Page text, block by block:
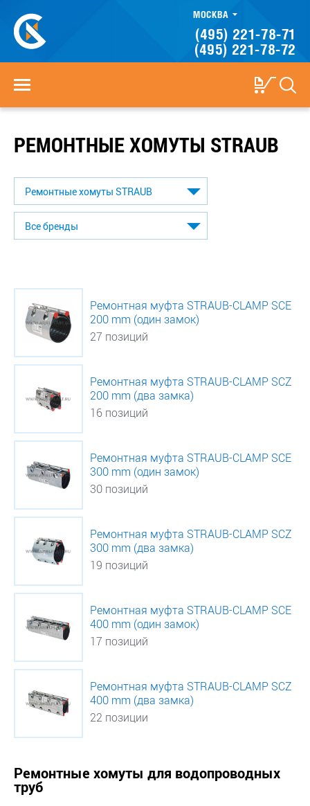
МОСКВА
(495) 221-78-71
(495) 221-78-72
РЕМОНТНЫЕ ХОМУТЫ STRAUB
Ремонтная муфта STRAUB-CLAMP SCE
200 mm (один замок)
27 позиций
Ремонтная муфта STRAUB-CLAMP SCZ
200 mm (два замка)
16 позиций
Ремонтная муфта STRAUB-CLAMP SCE
300 mm (один замок)
30 позиций
Ремонтная муфта STRAUB-CLAMP SCZ
300 mm (два замка)
19 позиций
Ремонтная муфта STRAUB-CLAMP SCE
400 mm (один замок)
17 позиций
Ремонтная муфта STRAUB-CLAMP SCZ
400 mm (два замка)
22 позиции
Ремонтные хомуты для водопроводных
труб